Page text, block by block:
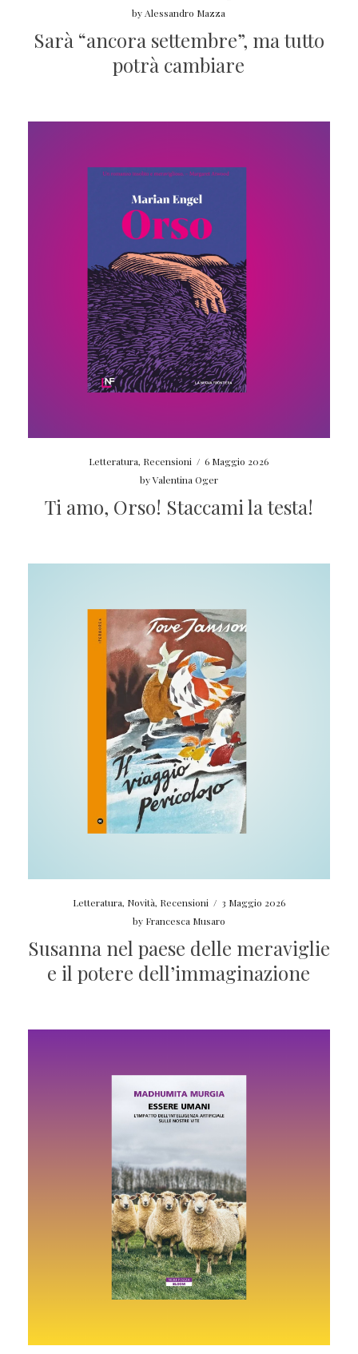
by Alessandro Mazza
Sarà “ancora settembre”, ma tutto
potrà cambiare
Letteratura, Recensioni / 6 Maggio 2026
byValentina Oger
Ti amo, Orso! Staccami la testa!
Letteratura, Novità, Recensioni / 3 Maggio 2026
by Francesca Musaro
Susanna nel paese delle meraviglie
e il potere dell’immaginazione